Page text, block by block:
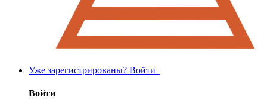
Уже зарегистрированы? Войти
Войти